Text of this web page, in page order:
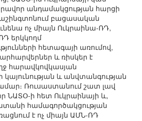
անդամակցության հարցի
բացասական
ոչ միայն Ուկրաինա-ՌԴ,
երկկողմ
հետագայի առումով,
և ռիսկեր է
հարավկովկասյան
և անվտանգության
Ռուսաստանում շատ լավ
ՆԱՏՕ-ի հետ Ուկրաինայի և,
համագործակցության
է ոչ միայն ԱՄՆ-ՌԴ